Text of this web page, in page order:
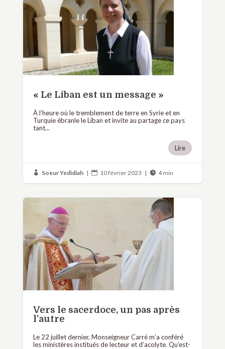
« Le Liban est un message »
À l’heure où le tremblement de terre en Syrie et en
Turquie ébranle le Liban et invite au partage ce pays
tant...
Lire
 Soeur Yedidiah |  10 février 2023 |  4 min
Vers le sacerdoce, un pas après
l’autre
Le 22 juillet dernier, Monseigneur Carré m’a conféré
les ministères institués de lecteur et d’acolyte. Qu’est-